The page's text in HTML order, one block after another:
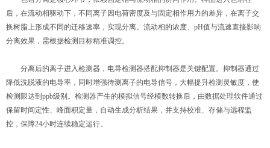
后，在流动相驱动下，不同离子因电荷密度及与固定相作用力的差异，在离子交
换树脂上形成不同的迁移速率，实现分离。流动相的浓度、pH值与流速直接影响
分离效果，需根据检测目标精准调控。
分离后的离子进入检测器，电导检测器搭配抑制器是关键配置。抑制器通过
降低洗脱液的电导率，同时增强待测离子的电导信号，大幅提升检测灵敏度，使
检测限达到ppb级别。检测器产生的模拟信号经模数转换后，由数据处理软件通过
保留时间定性、峰面积定量，自动生成分析结果，并支持校准、存储与远程监
控，保障24小时连续稳定运行。